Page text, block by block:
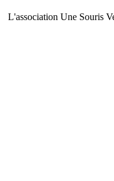
L'association Une Souris